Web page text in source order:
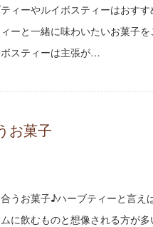
ィーやルイボスティーはおすす
ーと一緒に味わいたいお菓子を
スティーは主張が…
お菓子
うお菓子♪ハーブティーと言えば
に飲むものと想像される方が多